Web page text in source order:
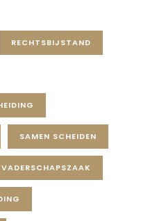
RECHTSBIJSTAND
SAMEN SCHEIDEN
VADERSCHAPSZAAK